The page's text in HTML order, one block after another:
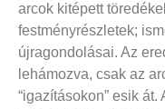
arcok kitépett
festményrészletek;
újragondolásai. Az
lehámozva, csak az
“igazításokon” esik